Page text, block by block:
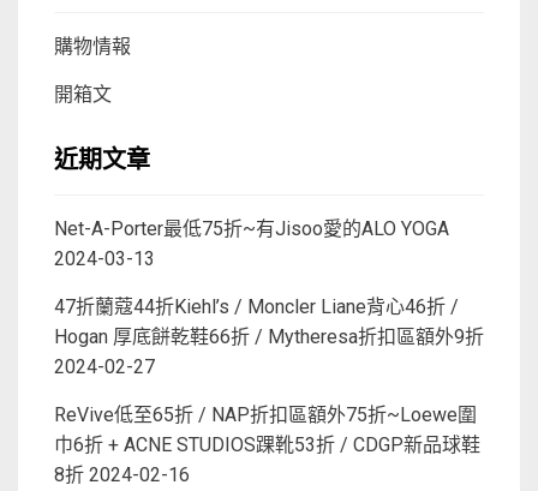
購物情報
開箱文
近期文章
Net-A-Porter最低75折~有Jisoo愛的ALO YOGA
2024-03-13
47折蘭蔻44折Kiehl’s / Moncler Liane背心46折 /
Hogan 厚底餅乾鞋66折 / Mytheresa折扣區額外9折
2024-02-27
ReVive低至65折 / NAP折扣區額外75折~Loewe圍
巾6折 + ACNE STUDIOS踝靴53折 / CDGP新品球鞋
8折 2024-02-16